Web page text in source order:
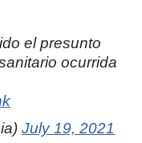
el presunto
ocurrida
July 19, 2021